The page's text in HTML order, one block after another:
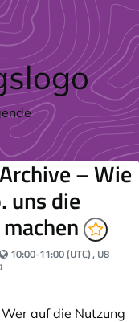
– Wie
uns die
Your local time:
10:00-11:00 (UTC), U8
auf die Nutzung